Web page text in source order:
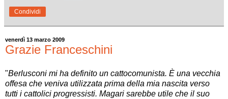
Condividi
venerdì 13 marzo 2009
Grazie Franceschini
"Berlusconi mi ha definito un cattocomunista. È una vecchia
offesa che veniva utilizzata prima della mia nascita verso
tutti i cattolici progressisti. Magari sarebbe utile che il suo